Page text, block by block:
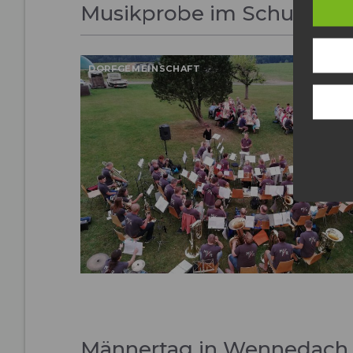
Musikprobe im
DORFGEMEINSCHAFT